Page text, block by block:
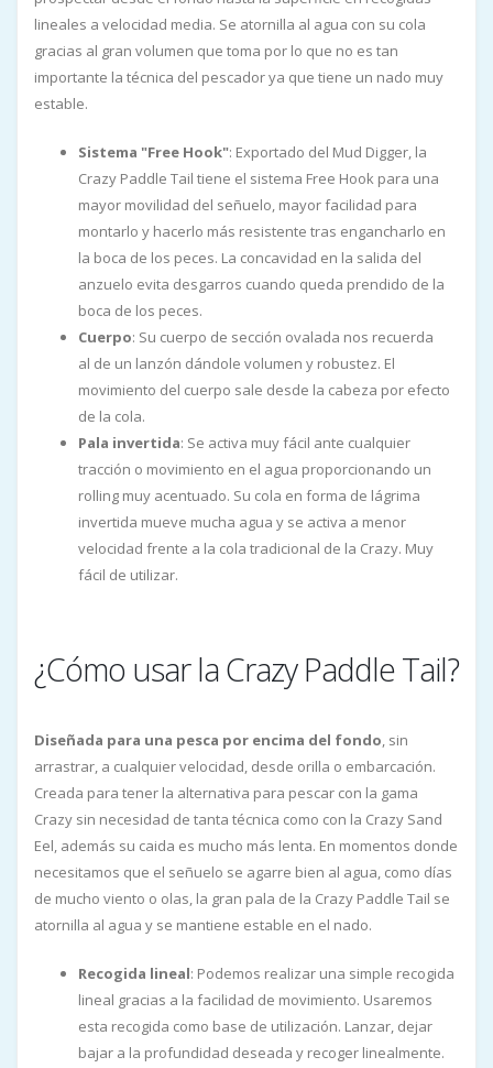
lineales a velocidad media. Se atornilla al agua con su cola
gracias al gran volumen que toma por lo que no es tan
importante la técnica del pescador ya que tiene un nado muy
estable.
Sistema "Free Hook": Exportado del Mud Digger, la
Crazy Paddle Tail tiene el sistema Free Hook para una
mayor movilidad del señuelo, mayor facilidad para
montarlo y hacerlo más resistente tras engancharlo en
la boca de los peces. La concavidad en la salida del
anzuelo evita desgarros cuando queda prendido de la
boca de los peces.
Cuerpo: Su cuerpo de sección ovalada nos recuerda
al de un lanzón dándole volumen y robustez. El
movimiento del cuerpo sale desde la cabeza por efecto
de la cola.
Pala invertida: Se activa muy fácil ante cualquier
tracción o movimiento en el agua proporcionando un
rolling muy acentuado. Su cola en forma de lágrima
invertida mueve mucha agua y se activa a menor
velocidad frente a la cola tradicional de la Crazy. Muy
fácil de utilizar.
¿Cómo usar la Crazy Paddle Tail?
Diseñada para una pesca por encima del fondo, sin
arrastrar, a cualquier velocidad, desde orilla o embarcación.
Creada para tener la alternativa para pescar con la gama
Crazy sin necesidad de tanta técnica como con la Crazy Sand
Eel, además su caida es mucho más lenta. En momentos donde
necesitamos que el señuelo se agarre bien al agua, como días
de mucho viento o olas, la gran pala de la Crazy Paddle Tail se
atornilla al agua y se mantiene estable en el nado.
Recogida lineal: Podemos realizar una simple recogida
lineal gracias a la facilidad de movimiento. Usaremos
esta recogida como base de utilización. Lanzar, dejar
bajar a la profundidad deseada y recoger linealmente.